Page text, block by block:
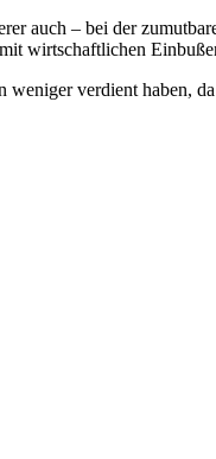
auch – bei der
wirtschaftlichen
weniger verdient haben,